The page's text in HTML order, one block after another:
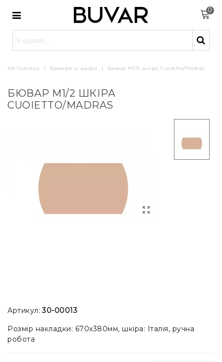
0
На Головну | Бювари зі шкіри | Бювар М1/2 шкіра Cuoietto/Madras
БЮВАР М1/2 ШКІРА
CUOIETTO/MADRAS
Артикул: 30-00013
Розмір накладки: 670x380мм, шкіра: Італія, ручна
робота